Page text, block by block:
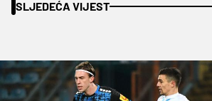
SLJEDEĆA VIJEST